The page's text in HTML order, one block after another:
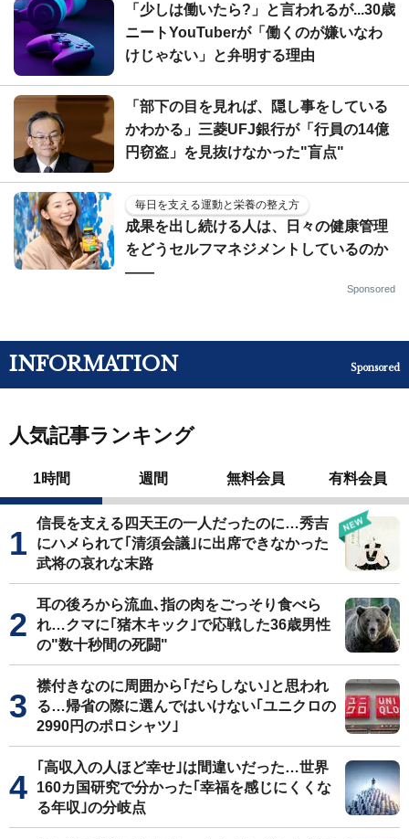
「少しは働いたら?」と言われるが...30歳
ニートYouTuberが「働くのが嫌いなわ
けじゃない」と弁明する理由
「部下の目を見れば、隠し事をしている
かわかる」三菱UFJ銀行が「行員の14億
円窃盗」を見抜けなかった"盲点"
毎日を支える運動と栄養の整え方
成果を出し続ける人は、日々の健康管理
をどうセルフマネジメントしているのか
——
Sponsored
INFORMATION Sponsored
人気記事ランキング
1時間 週間 無料会員 有料会員
信長を支える四天王の一人だったのに…秀吉
にハメられて｢清須会議｣に出席できなかった
武将の哀れな末路
耳の後ろから流血､指の肉をごっそり食べら
れ…クマに｢猪木キック｣で応戦した36歳男性
の"数十秒間の死闘"
襟付きなのに周囲から｢だらしない｣と思われ
る…帰省の際に選んではいけない｢ユニクロの
2990円のポロシャツ｣
｢高収入の人ほど幸せ｣は間違いだった…世界
160カ国研究で分かった｢幸福を感じにくくな
る年収｣の分岐点